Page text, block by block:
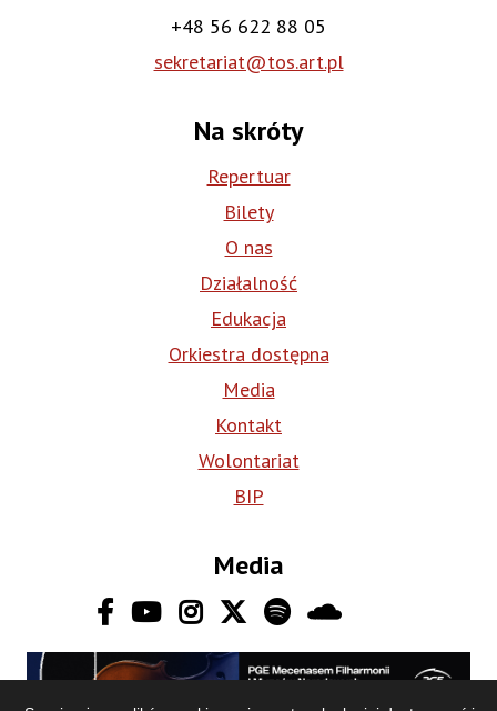
+48 56 622 88 05
sekretariat@tos.art.pl
Na skróty
Repertuar
Bilety
O nas
Działalność
Edukacja
Orkiestra dostępna
Media
Kontakt
Wolontariat
BIP
Media